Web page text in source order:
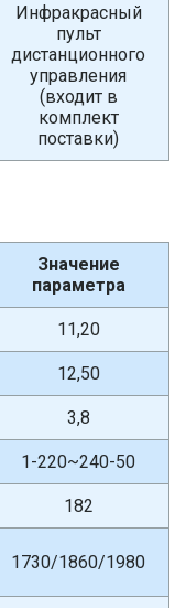
Инфракрасный
пульт
дистанционного
управления
(входит в
комплект
поставки)
Значение
параметра
11,20
12,50
3,8
1-220~240-50
182
1730/1860/1980